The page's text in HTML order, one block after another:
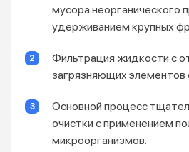
мусора неорганического
удерживанием крупных
Фильтрация жидкости с
загрязняющих элементов
Основной процесс
очистки с применением
микроорганизмов.